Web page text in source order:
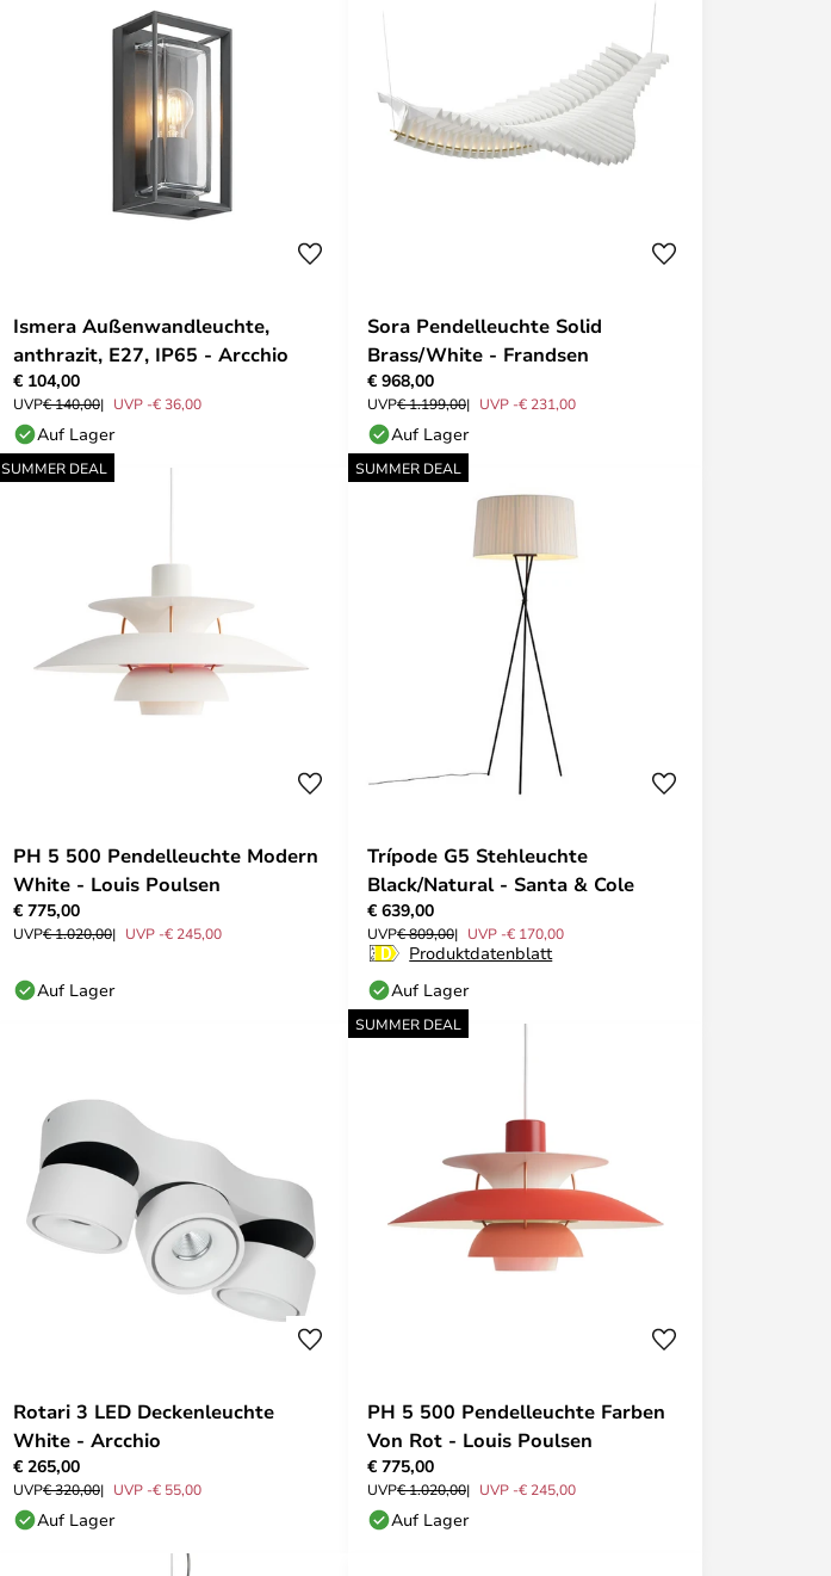
Ismera Außenwandleuchte,
anthrazit, E27, IP65 - Arcchio
€ 104,00
UVP€ 140,00 UVP -€ 36,00
Auf Lager
Sora Pendelleuchte Solid
Brass/White - Frandsen
€ 968,00
UVP€ 1.199,00 UVP -€ 231,00
Auf Lager
SUMMER DEAL
PH 5 500 Pendelleuchte Modern
White - Louis Poulsen
€ 775,00
UVP€ 1.020,00 UVP -€ 245,00
Auf Lager
SUMMER DEAL
Trípode G5 Stehleuchte
Black/Natural - Santa & Cole
€ 639,00
UVP€ 809,00 UVP -€ 170,00
Produktdatenblatt
Auf Lager
Rotari 3 LED Deckenleuchte
White - Arcchio
€ 265,00
UVP€ 320,00 UVP -€ 55,00
Auf Lager
SUMMER DEAL
PH 5 500 Pendelleuchte Farben
Von Rot - Louis Poulsen
€ 775,00
UVP€ 1.020,00 UVP -€ 245,00
Auf Lager